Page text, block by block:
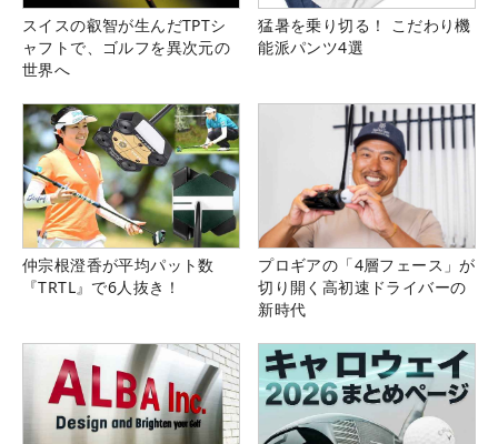
スイスの叡智が生んだTPTシ
ャフトで、ゴルフを異次元の
世界へ
猛暑を乗り切る！ こだわり機
能派パンツ4選
仲宗根澄香が平均パット数
『TRTL』で6人抜き！
プロギアの「4層フェース」が
切り開く高初速ドライバーの
新時代